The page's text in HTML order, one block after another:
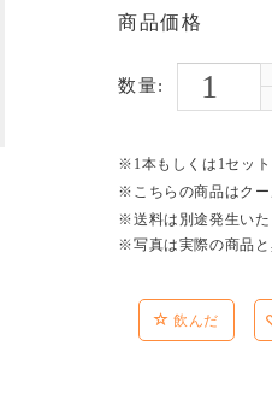
商品価格
数量:
※1本もしくは1セット
※こちらの商品はクー
※送料は別途発生いた
※写真は実際の商品と
飲んだ